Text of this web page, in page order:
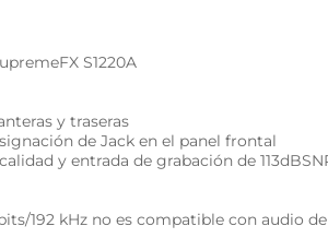
S1220A
y traseras
de Jack en el panel frontal
y entrada de grabación de
192 kHz no es compatible con audio de